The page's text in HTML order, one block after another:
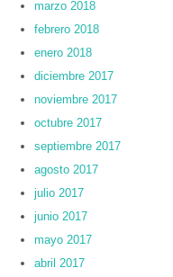
marzo 2018
febrero 2018
enero 2018
diciembre 2017
noviembre 2017
octubre 2017
septiembre 2017
agosto 2017
julio 2017
junio 2017
mayo 2017
abril 2017